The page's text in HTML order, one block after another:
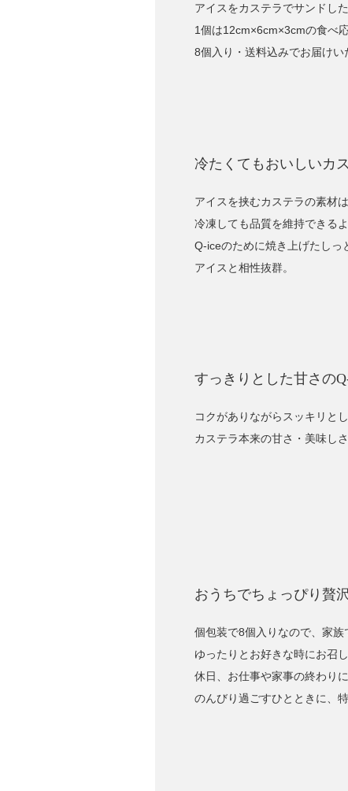
アイスをカステラでサンドし
1個は12cm×6cm×3cmの食べ
8個入り・送料込みでお届けい
冷たくてもおいしいカ
アイスを挟むカステラの素材は
冷凍しても品質を維持できる
Q-iceのために焼き上げたしっ
アイスと相性抜群。
すっきりとした甘さの
コクがありながらスッキリと
カステラ本来の甘さ・美味し
おうちでちょっぴり贅
個包装で8個入りなので、家族
ゆったりとお好きな時にお召
休日、お仕事や家事の終わりに
のんびり過ごすひとときに、